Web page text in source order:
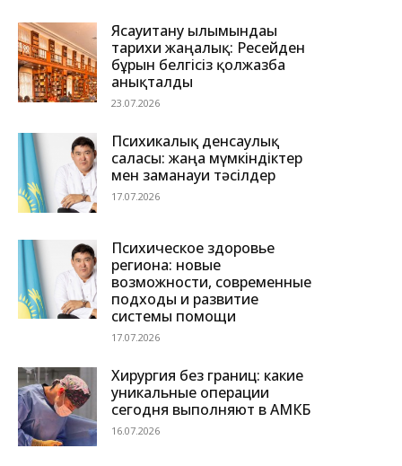
Ясауитану ғылымындағы
тарихи жаңалық: Ресейден
бұрын белгісіз қолжазба
анықталды
23.07.2026
Психикалық денсаулық
саласы: жаңа мүмкіндіктер
мен заманауи тәсілдер
17.07.2026
Психическое здоровье
региона: новые
возможности, современные
подходы и развитие
системы помощи
17.07.2026
Хирургия без границ: какие
уникальные операции
сегодня выполняют в АМКБ
16.07.2026